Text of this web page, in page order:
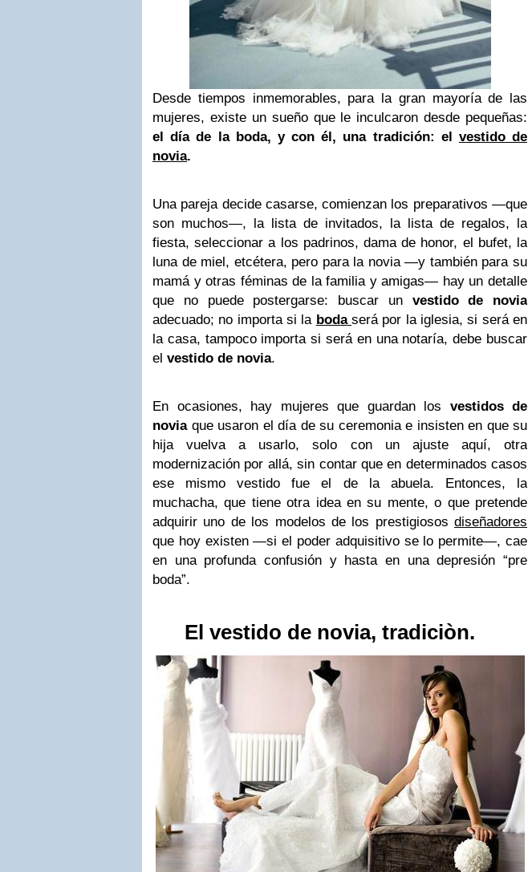
Desde tiempos inmemorables, para la gran mayoría de las
mujeres, existe un sueño que le inculcaron desde pequeñas:
el día de la boda, y con él, una tradición: el vestido de
novia.
Una pareja decide casarse, comienzan los preparativos —que
son muchos—, la lista de invitados, la lista de regalos, la
fiesta, seleccionar a los padrinos, dama de honor, el bufet, la
luna de miel, etcétera, pero para la novia —y también para su
mamá y otras féminas de la familia y amigas— hay un detalle
que no puede postergarse: buscar un vestido de novia
adecuado; no importa si la boda será por la iglesia, si será en
la casa, tampoco importa si será en una notaría, debe buscar
el vestido de novia.
En ocasiones, hay mujeres que guardan los vestidos de
noviaque usaron el día de su ceremonia e insisten en que su
hija vuelva a usarlo, solo con un ajuste aquí, otra
modernización por allá, sin contar que en determinados casos
ese mismo vestido fue el de la abuela. Entonces, la
muchacha, que tiene otra idea en su mente, o que pretende
adquirir uno de los modelos de los prestigiosos diseñadores
que hoy existen —si el poder adquisitivo se lo permite—, cae
en una profunda confusión y hasta en una depresión “pre
boda”.
El vestido de novia, tradiciòn.